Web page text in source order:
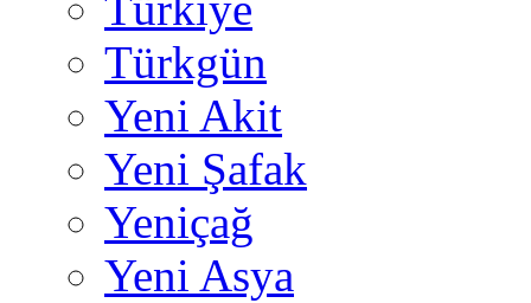
Türkgün
Yeni Akit
Yeni Şafak
Yeniçağ
Yeni Asya